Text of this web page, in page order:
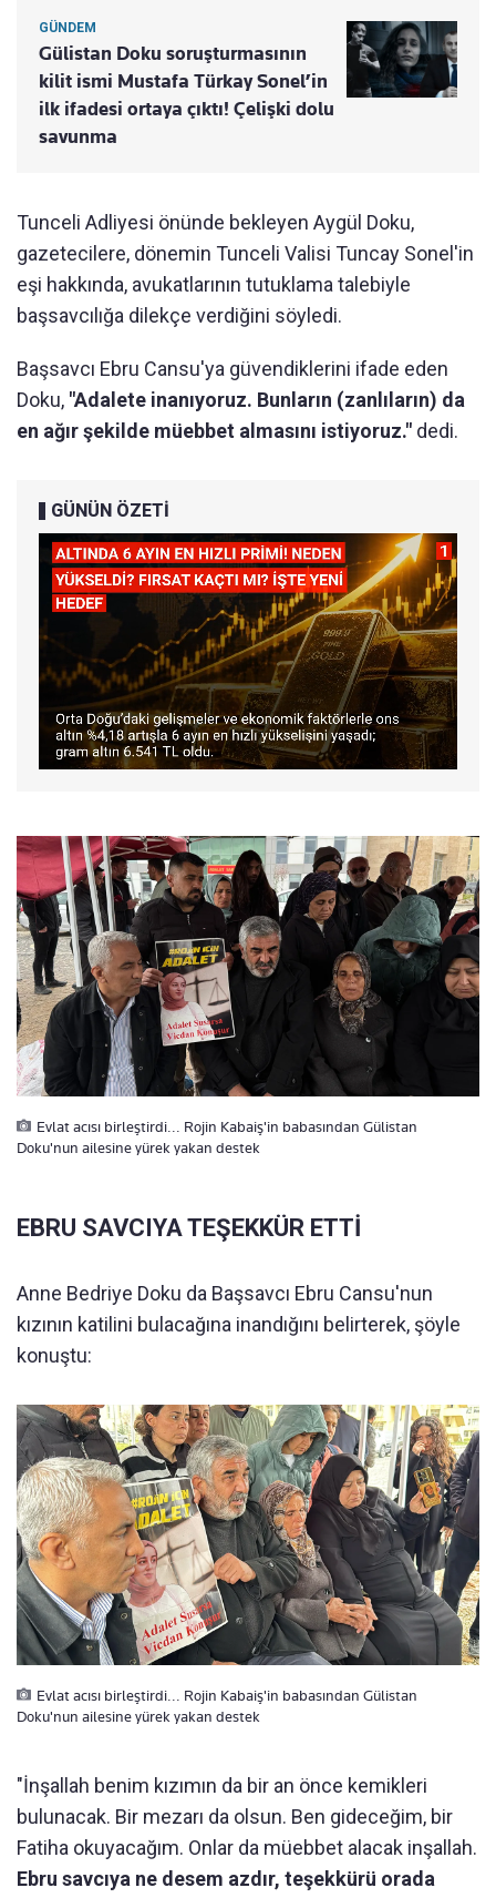
GÜNDEM
Gülistan Doku soruşturmasının
kilit ismi Mustafa Türkay Sonel’in
ilk ifadesi ortaya çıktı! Çelişki dolu
savunma
Tunceli Adliyesi önünde bekleyen Aygül Doku,
gazetecilere, dönemin Tunceli Valisi Tuncay Sonel'in
eşi hakkında, avukatlarının tutuklama talebiyle
başsavcılığa dilekçe verdiğini söyledi.
Başsavcı Ebru Cansu'ya güvendiklerini ifade eden
Doku, "Adalete inanıyoruz. Bunların (zanlıların) da
en ağır şekilde müebbet almasını istiyoruz." dedi.
GÜNÜN ÖZETİ
Evlat acısı birleştirdi... Rojin Kabaiş'in babasından Gülistan
Doku'nun ailesine yürek yakan destek
EBRU SAVCIYA TEŞEKKÜR ETTİ
Anne Bedriye Doku da Başsavcı Ebru Cansu'nun
kızının katilini bulacağına inandığını belirterek, şöyle
konuştu:
Evlat acısı birleştirdi... Rojin Kabaiş'in babasından Gülistan
Doku'nun ailesine yürek yakan destek
"İnşallah benim kızımın da bir an önce kemikleri
bulunacak. Bir mezarı da olsun. Ben gideceğim, bir
Fatiha okuyacağım. Onlar da müebbet alacak inşallah.
Ebru savcıya ne desem azdır, teşekkürü orada